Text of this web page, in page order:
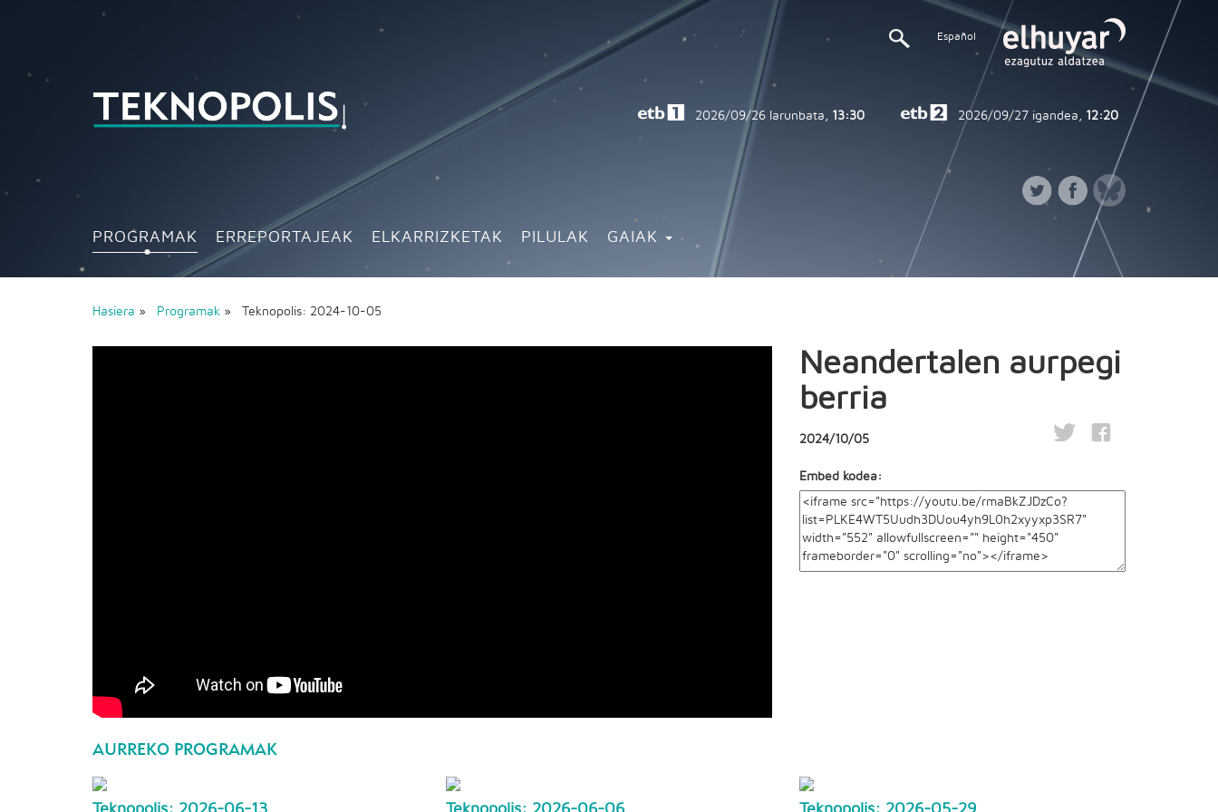
Español
PROGRAMAK ERREPORTAJEAK ELKARRIZKETAK PILULAK GAIAK
2026/09/26 larunbata, 13:30 2026/09/27 igandea, 12:20
Hasiera » Programak » Teknopolis: 2024-10-05
Neandertalen aurpegi
berria
2024/10/05
Embed kodea:
AURREKO PROGRAMAK